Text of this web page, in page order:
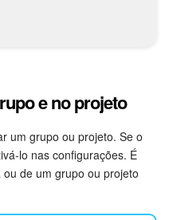
e no projeto
um grupo ou projeto. Se o
lo nas configurações. É
de um grupo ou projeto